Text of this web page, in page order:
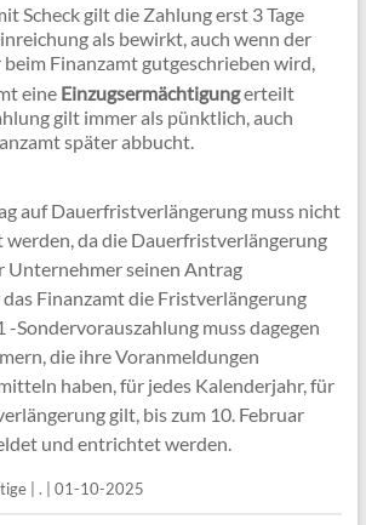
Scheck gilt die Zahlung erst 3 Tage
als bewirkt, auch wenn der
Finanzamt gutgeschrieben wird,
eine Einzugsermächtigungerteilt
gilt immer als pünktlich, auch
später abbucht.
auf Dauerfristverlängerung muss nicht
da die Dauerfristverlängerung
Unternehmer seinen Antrag
Finanzamt die Fristverlängerung
Sondervorauszahlung muss dagegen
die ihre Voranmeldungen
haben, für jedes Kalenderjahr, für
gilt, bis zum 10. Februar
und entrichtet werden.
| . | 01-10-2025